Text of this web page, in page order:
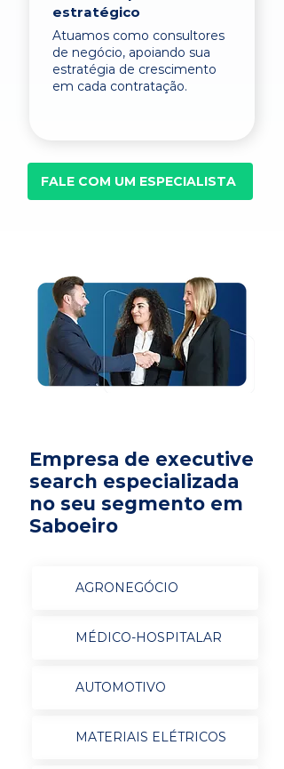
estratégico
Atuamos como consultores
de negócio, apoiando sua
estratégia de crescimento
em cada contratação.
FALE COM UM ESPECIALISTA
Empresa de executive
search especializada
no seu segmento em
Saboeiro
AGRONEGÓCIO
MÉDICO-HOSPITALAR
AUTOMOTIVO
MATERIAIS ELÉTRICOS